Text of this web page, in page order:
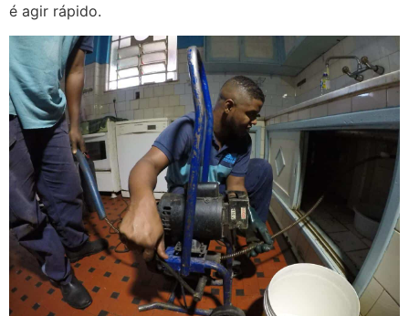
é agir rápido.